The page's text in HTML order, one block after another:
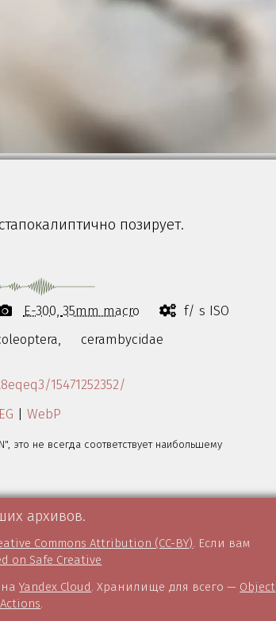
позирует.
E-300 35mm macro
f/ s ISO
cerambycidae
15471252352/
WebP
это не всегда соответствует наибольшему
архивов.
Commons Attribution (CC-BY). Если вам
on Safe Creative
наYandex Cloud. Хранилище для всего — Object
.